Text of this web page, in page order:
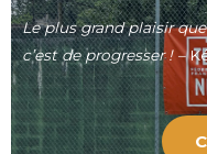
Le plus grand plaisir
c’est de progresser ! –